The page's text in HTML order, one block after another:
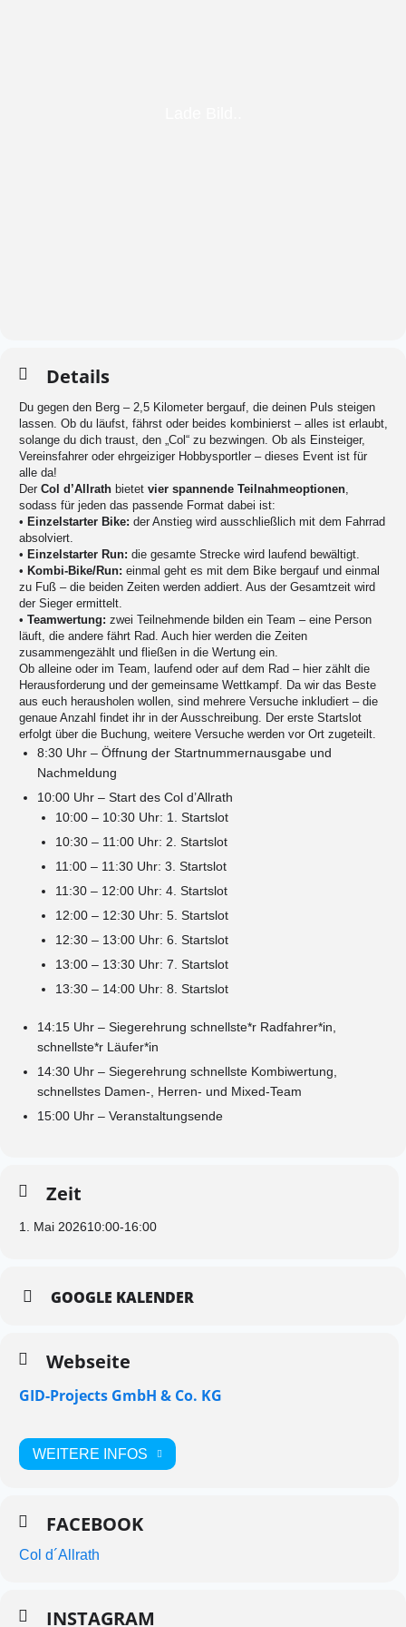
Details
Du gegen den Berg – 2,5 Kilometer bergauf, die deinen Puls steigen
lassen. Ob du läufst, fährst oder beides kombinierst – alles ist erlaubt,
solange du dich traust, den „Col“ zu bezwingen. Ob als Einsteiger,
Vereinsfahrer oder ehrgeiziger Hobbysportler – dieses Event ist für
alle da!
Der Col d’Allrath bietet vier spannende Teilnahmeoptionen,
sodass für jeden das passende Format dabei ist:
• Einzelstarter Bike: der Anstieg wird ausschließlich mit dem Fahrrad
absolviert.
• Einzelstarter Run: die gesamte Strecke wird laufend bewältigt.
• Kombi-Bike/Run: einmal geht es mit dem Bike bergauf und einmal
zu Fuß – die beiden Zeiten werden addiert. Aus der Gesamtzeit wird
der Sieger ermittelt.
• Teamwertung: zwei Teilnehmende bilden ein Team – eine Person
läuft, die andere fährt Rad. Auch hier werden die Zeiten
zusammengezählt und fließen in die Wertung ein.
Ob alleine oder im Team, laufend oder auf dem Rad – hier zählt die
Herausforderung und der gemeinsame Wettkampf. Da wir das Beste
aus euch herausholen wollen, sind mehrere Versuche inkludiert – die
genaue Anzahl findet ihr in der Ausschreibung. Der erste Startslot
erfolgt über die Buchung, weitere Versuche werden vor Ort zugeteilt.
8:30 Uhr – Öffnung der Startnummernausgabe und
Nachmeldung
10:00 Uhr – Start des Col d’Allrath
10:00 – 10:30 Uhr: 1. Startslot
10:30 – 11:00 Uhr: 2. Startslot
11:00 – 11:30 Uhr: 3. Startslot
11:30 – 12:00 Uhr: 4. Startslot
12:00 – 12:30 Uhr: 5. Startslot
12:30 – 13:00 Uhr: 6. Startslot
13:00 – 13:30 Uhr: 7. Startslot
13:30 – 14:00 Uhr: 8. Startslot
14:15 Uhr – Siegerehrung schnellste*r Radfahrer*in,
schnellste*r Läufer*in
14:30 Uhr – Siegerehrung schnellste Kombiwertung,
schnellstes Damen-, Herren- und Mixed-Team
15:00 Uhr – Veranstaltungsende
Zeit
1. Mai 202610:00-16:00
GOOGLE KALENDER
Webseite
GID-Projects GmbH & Co. KG
WEITERE INFOS
FACEBOOK
Col d´Allrath
INSTAGRAM